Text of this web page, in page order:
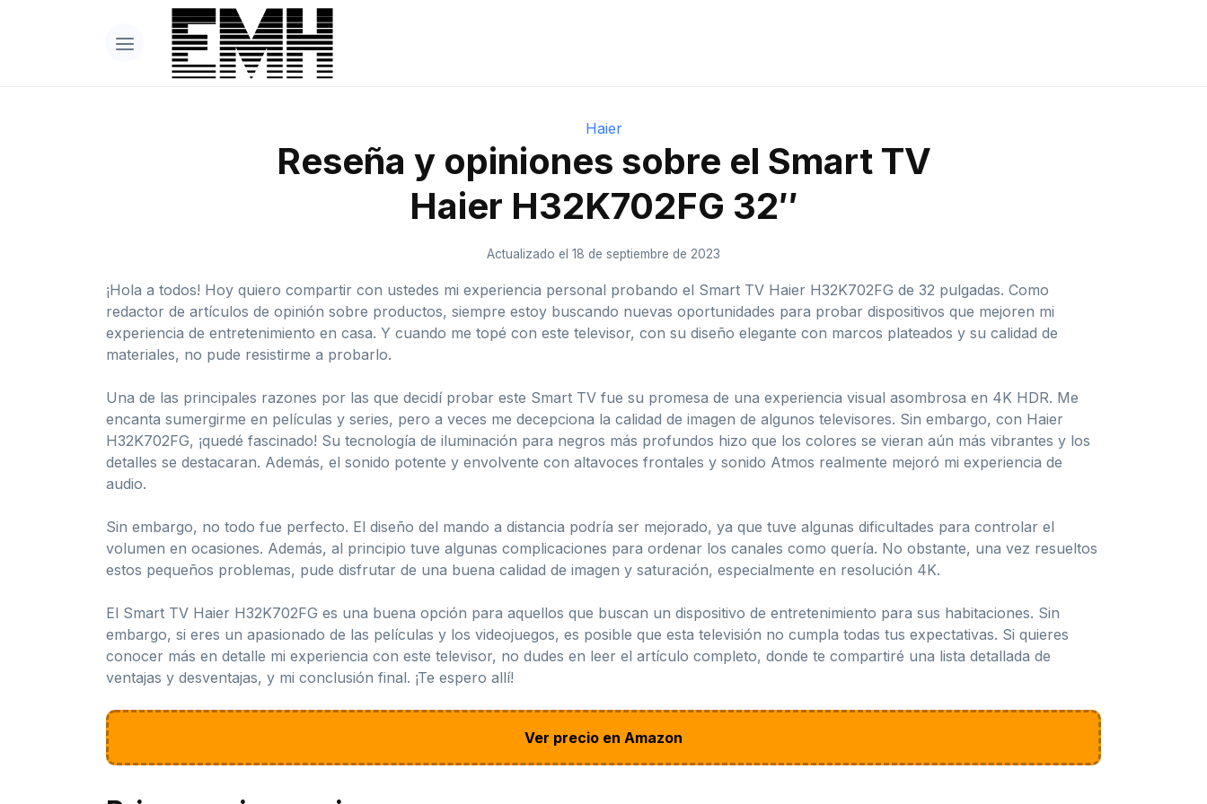
Haier
Reseña y opiniones sobre el Smart TV
Haier H32K702FG 32″
Actualizado el 18 de septiembre de 2023
¡Hola a todos! Hoy quiero compartir con ustedes mi experiencia personal probando el Smart TV Haier H32K702FG de 32 pulgadas. Como
redactor de artículos de opinión sobre productos, siempre estoy buscando nuevas oportunidades para probar dispositivos que mejoren mi
experiencia de entretenimiento en casa. Y cuando me topé con este televisor, con su diseño elegante con marcos plateados y su calidad de
materiales, no pude resistirme a probarlo.
Una de las principales razones por las que decidí probar este Smart TV fue su promesa de una experiencia visual asombrosa en 4K HDR. Me
encanta sumergirme en películas y series, pero a veces me decepciona la calidad de imagen de algunos televisores. Sin embargo, con Haier
H32K702FG, ¡quedé fascinado! Su tecnología de iluminación para negros más profundos hizo que los colores se vieran aún más vibrantes y los
detalles se destacaran. Además, el sonido potente y envolvente con altavoces frontales y sonido Atmos realmente mejoró mi experiencia de
audio.
Sin embargo, no todo fue perfecto. El diseño del mando a distancia podría ser mejorado, ya que tuve algunas dificultades para controlar el
volumen en ocasiones. Además, al principio tuve algunas complicaciones para ordenar los canales como quería. No obstante, una vez resueltos
estos pequeños problemas, pude disfrutar de una buena calidad de imagen y saturación, especialmente en resolución 4K.
El Smart TV Haier H32K702FG es una buena opción para aquellos que buscan un dispositivo de entretenimiento para sus habitaciones. Sin
embargo, si eres un apasionado de las películas y los videojuegos, es posible que esta televisión no cumpla todas tus expectativas. Si quieres
conocer más en detalle mi experiencia con este televisor, no dudes en leer el artículo completo, donde te compartiré una lista detallada de
ventajas y desventajas, y mi conclusión final. ¡Te espero allí!
Ver precio en Amazon